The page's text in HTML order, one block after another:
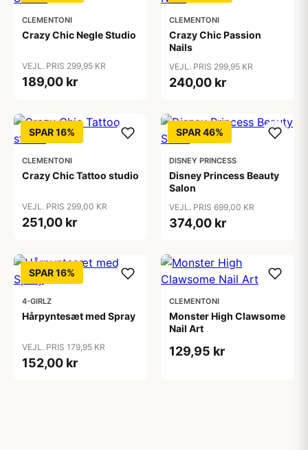
CLEMENTONI
Crazy Chic Negle Studio
VEJL. PRIS 299,95 KR
189,00 kr
CLEMENTONI
Crazy Chic Passion
Nails
VEJL. PRIS 299,95 KR
240,00 kr
SPAR 16%
CLEMENTONI
Crazy Chic Tattoo studio
VEJL. PRIS 299,00 KR
251,00 kr
SPAR 46%
DISNEY PRINCESS
Disney Princess Beauty
Salon
VEJL. PRIS 699,00 KR
374,00 kr
SPAR 16%
4-GIRLZ
Hårpyntesæt med Spray
VEJL. PRIS 179,95 KR
152,00 kr
CLEMENTONI
Monster High Clawsome
Nail Art
129,95 kr